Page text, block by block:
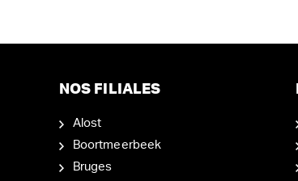
NOS FILIALES
Alost
Boortmeerbeek
Bruges